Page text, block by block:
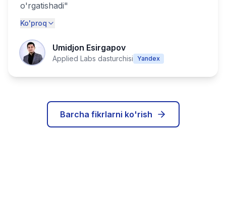
o'rgatishadi"
Ko'proq
Umidjon Esirgapov
Applied Labs dasturchisi Yandex
Barcha fikrlarni ko'rish